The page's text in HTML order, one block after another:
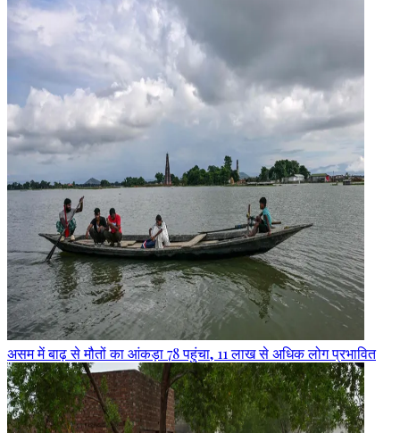
असम में बाढ़ से मौतों का आंकड़ा 78 पहुंचा, 11 लाख से अधिक लोग प्रभावित